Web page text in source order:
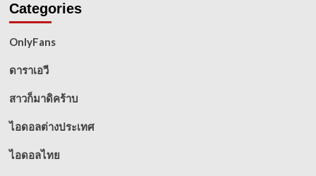
Categories
OnlyFans
ดาราเอวี
สาวก็มาดิคร้าบ
ไอดอลต่างประเทศ
ไอดอลไทย